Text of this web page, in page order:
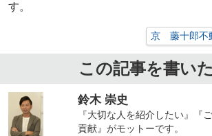
す。
京 藤十郎不
この記事を書い
鈴木 崇史
『大切な人を紹介したい』『
貢献』がモットーです。